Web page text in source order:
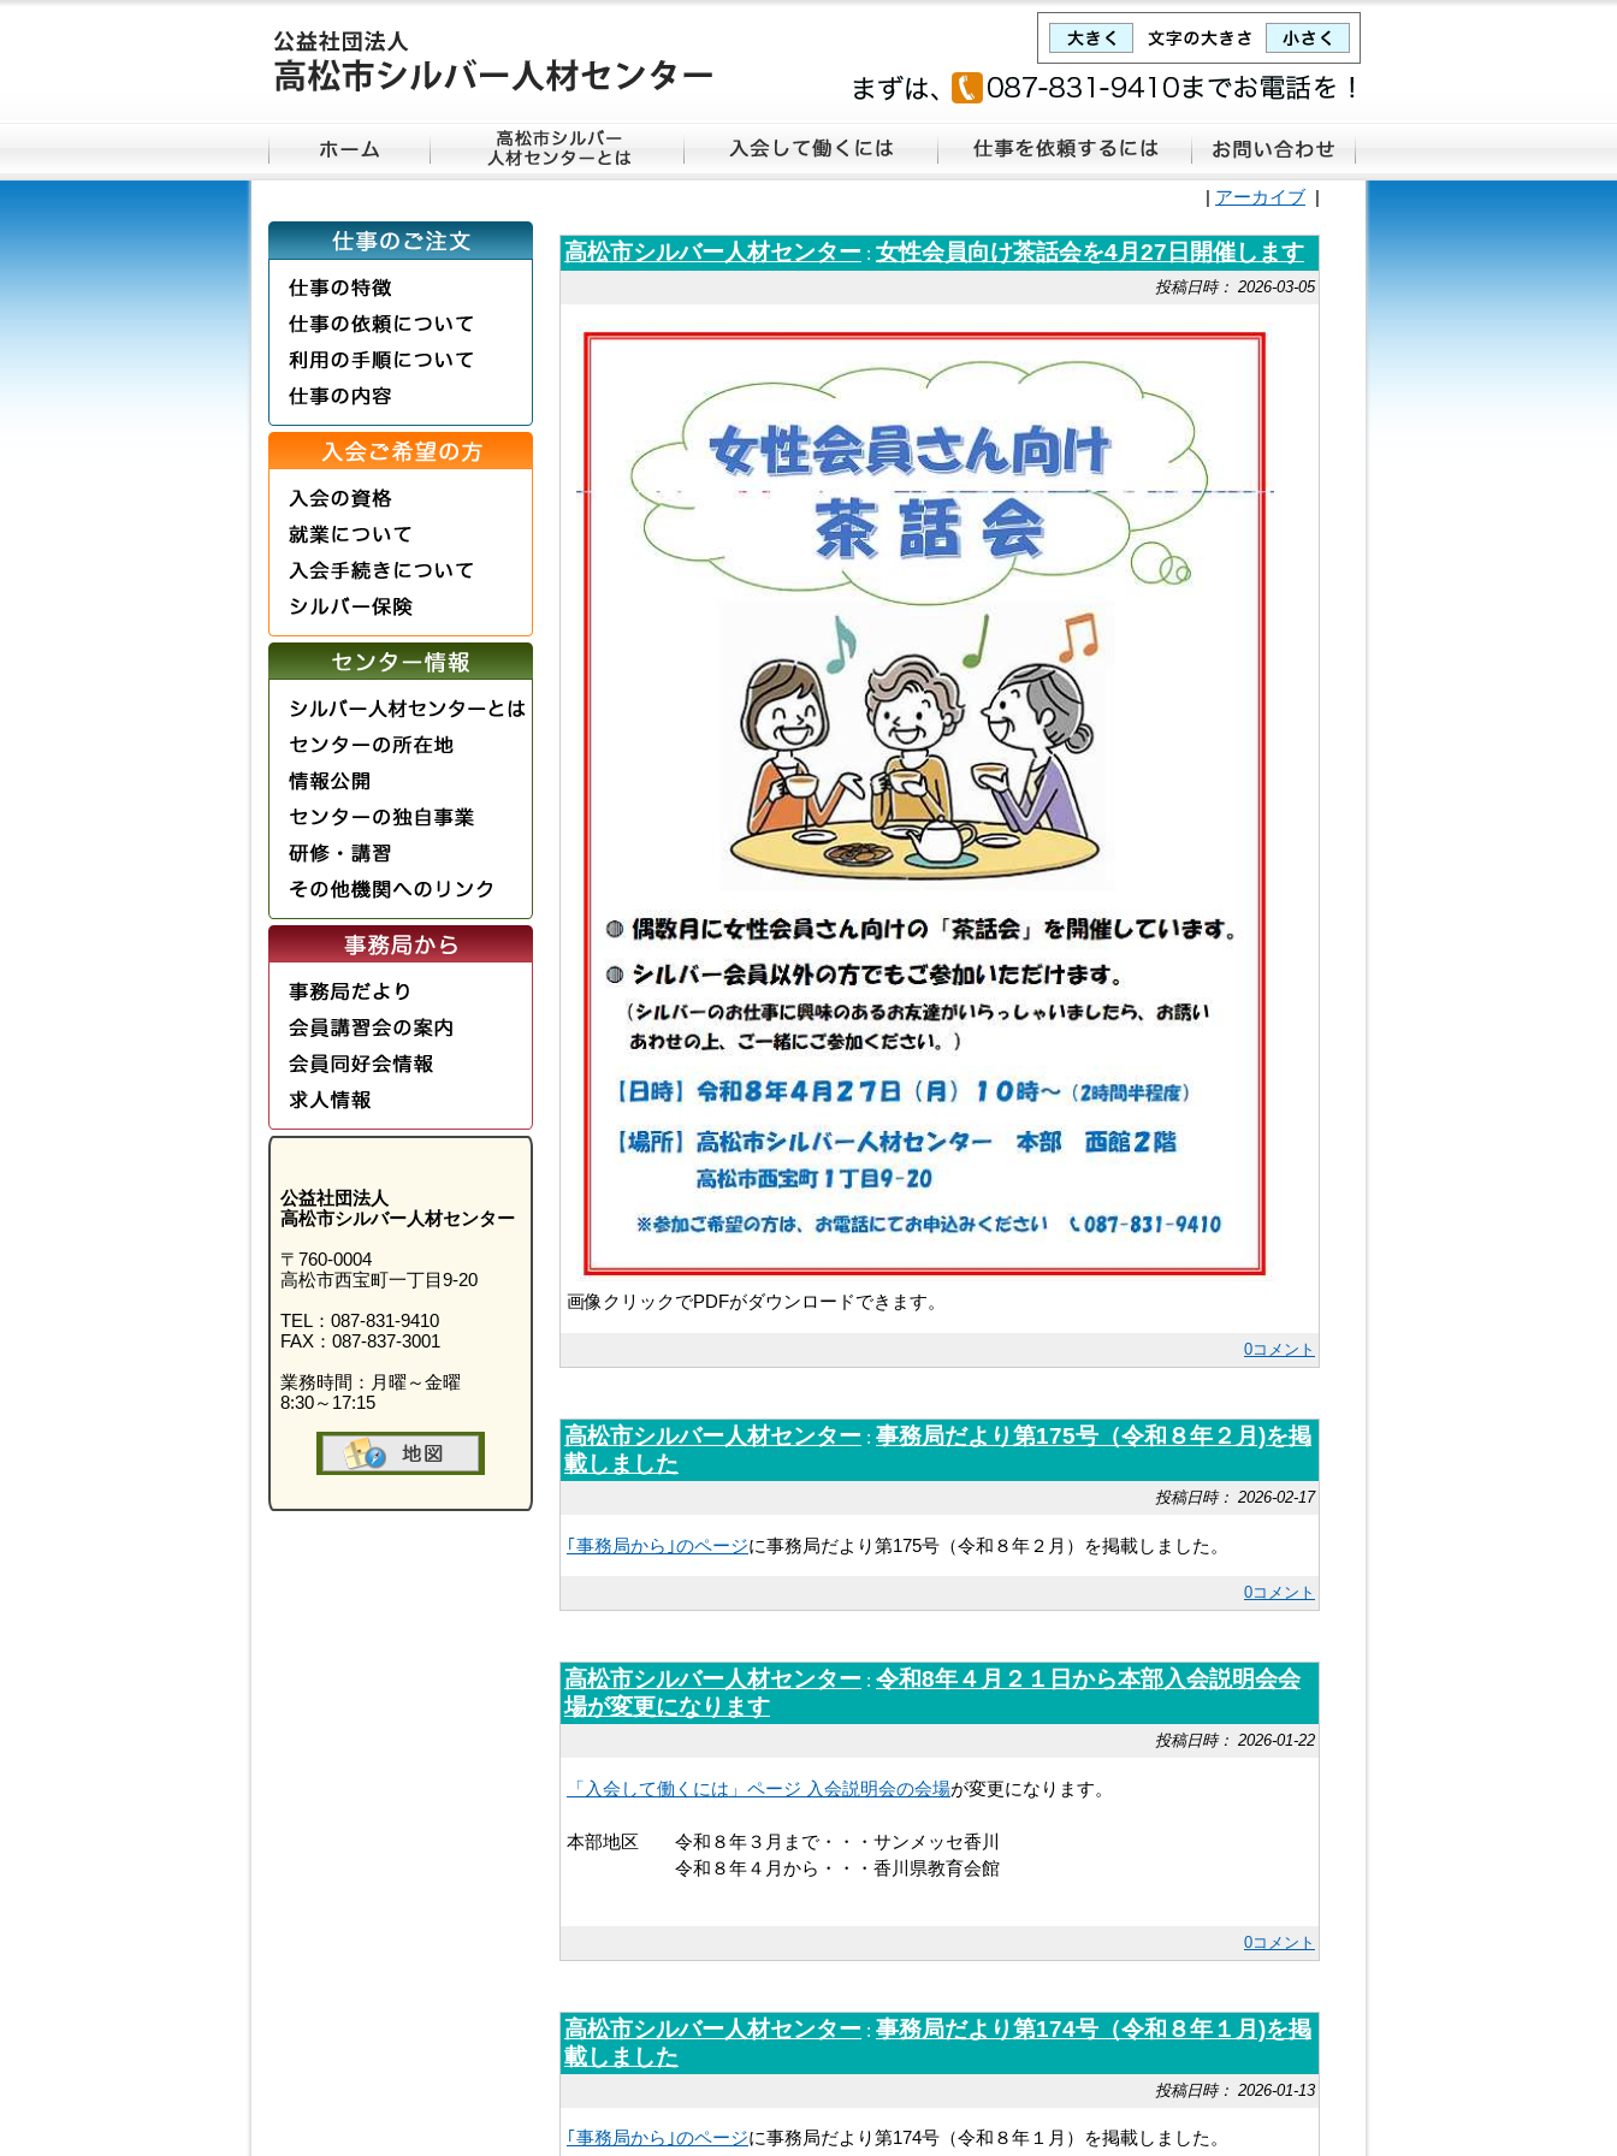
公益社団法人
高松市シルバー人材センター
〒760-0004
高松市西宝町一丁目9-20
TEL：087-831-9410
FAX：087-837-3001
業務時間：月曜～金曜
8:30～17:15
アーカイブ
高松市シルバー人材センター : 女性会員向け茶話会を4月27日開催します
投稿日時： 2026-03-05
画像クリックでPDFがダウンロードできます。
0コメント
高松市シルバー人材センター : 事務局だより第175号（令和８年２月)を掲
載しました
投稿日時： 2026-02-17
｢事務局から｣のページに事務局だより第175号（令和８年２月）を掲載しました。
0コメント
高松市シルバー人材センター : 令和8年４月２１日から本部入会説明会会
場が変更になります
投稿日時： 2026-01-22
「入会して働くには」ページ 入会説明会の会場が変更になります。
本部地区 令和８年３月まで・・・サンメッセ香川
令和８年４月から・・・香川県教育会館
0コメント
高松市シルバー人材センター : 事務局だより第174号（令和８年１月)を掲
載しました
投稿日時： 2026-01-13
｢事務局から｣のページに事務局だより第174号（令和８年１月）を掲載しました。